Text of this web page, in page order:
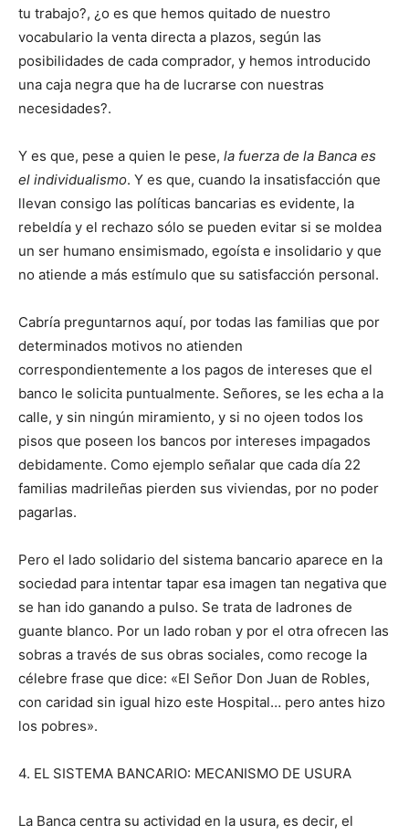
tu trabajo?, ¿o es que hemos quitado de nuestro
vocabulario la venta directa a plazos, según las
posibilidades de cada comprador, y hemos introducido
una caja negra que ha de lucrarse con nuestras
necesidades?.
Y es que, pese a quien le pese, la fuerza de la Banca es
el individualismo. Y es que, cuando la insatisfacción que
llevan consigo las políticas bancarias es evidente, la
rebeldía y el rechazo sólo se pueden evitar si se moldea
un ser humano ensimismado, egoísta e insolidario y que
no atiende a más estímulo que su satisfacción personal.
Cabría preguntarnos aquí, por todas las familias que por
determinados motivos no atienden
correspondientemente a los pagos de intereses que el
banco le solicita puntualmente. Señores, se les echa a la
calle, y sin ningún miramiento, y si no ojeen todos los
pisos que poseen los bancos por intereses impagados
debidamente. Como ejemplo señalar que cada día 22
familias madrileñas pierden sus viviendas, por no poder
pagarlas.
Pero el lado solidario del sistema bancario aparece en la
sociedad para intentar tapar esa imagen tan negativa que
se han ido ganando a pulso. Se trata de ladrones de
guante blanco. Por un lado roban y por el otra ofrecen las
sobras a través de sus obras sociales, como recoge la
célebre frase que dice: «El Señor Don Juan de Robles,
con caridad sin igual hizo este Hospital… pero antes hizo
los pobres».
4. EL SISTEMA BANCARIO: MECANISMO DE USURA
La Banca centra su actividad en la usura, es decir, el